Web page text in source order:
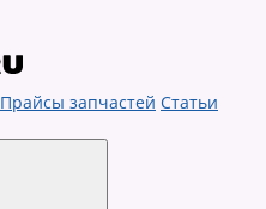
Прайсы запчастей Статьи